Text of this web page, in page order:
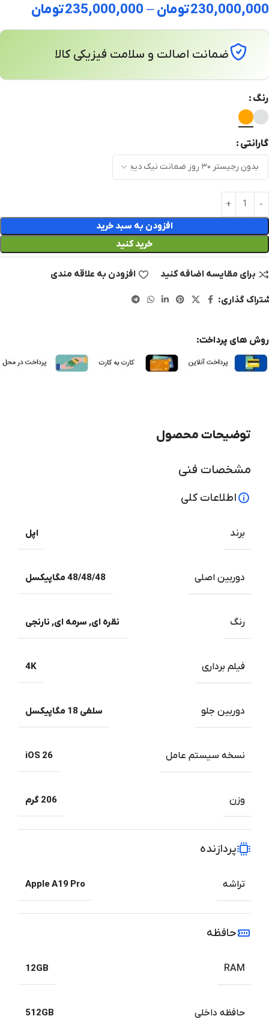
230,000,000تومان–
235,000,000تومان
ضمانت اصالت و سلامت فیزیکی کالا
رنگ
گارانتی
افزودن به سبد خرید
خرید کنید
برای مقایسه اضافه کنید افزودن به علاقه مندی
گذاری:
روش های پرداخت:
مشخصات فنی
اطلاعات کلی
برند اپل
دوربین اصلی 48/48/48 مگاپیکسل
رنگ نقره ای, سرمه ای, نارنجی
فیلم برداری 4K
دوربین جلو سلفی 18 مگاپیکسل
نسخه سیستم عامل iOS 26
وزن 206 گرم
پردازنده
تراشه Apple A19 Pro
حافظه
RAM
12GB
حافظه داخلی 512GB
توضیحات محصول